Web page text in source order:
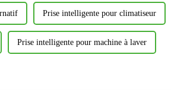
Prise intelligente pour climatiseur
Prise intelligente pour machine à laver